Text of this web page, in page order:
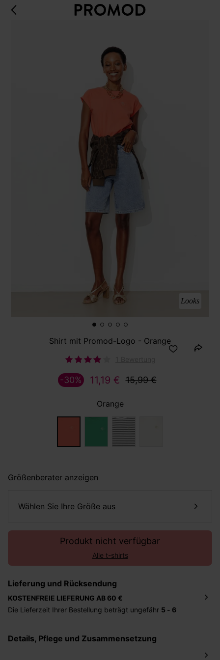
Looks
Shirt mit Promod-Logo - Orange
11,19 € 15,99 €
-30%
Orange
Größenberater anzeigen
Wählen Sie Ihre Größe aus
Produkt nicht verfügbar
Alle t-shirts
Lieferung und Rücksendung
KOSTENFREIE LIEFERUNG AB 60 €
Die Lieferzeit Ihrer Bestellung beträgt ungefähr 5 - 6
betragen 2,95 Euro bei einem Bestellwert von unter 60
Details, Pflege und Zusammensetzung